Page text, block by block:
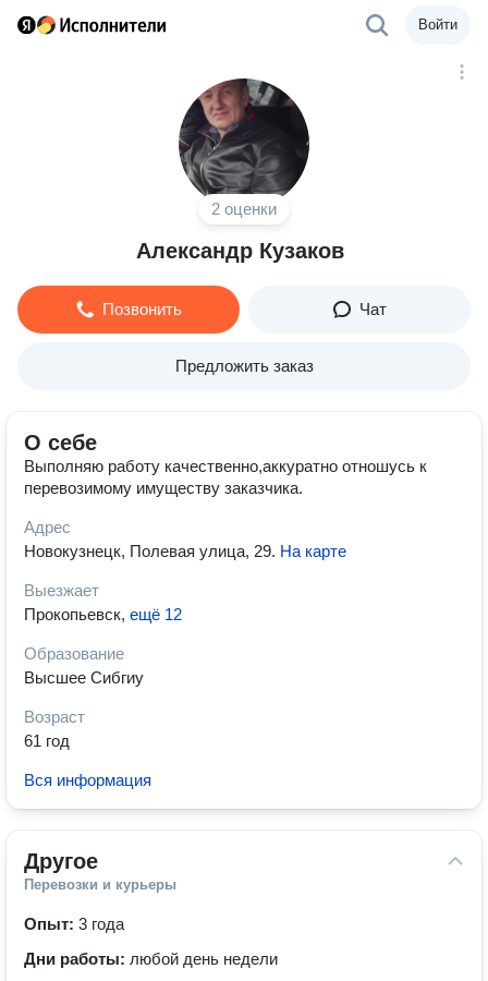
Войти
2 оценки
Александр Кузаков
Позвонить Чат
Предложить заказ
О себе
Выполняю работу качественно,аккуратно отношусь к
перевозимому имуществу заказчика.
Адрес
Новокузнецк, Полевая улица, 29. На карте
Выезжает
Прокопьевск, ещё 12
Образование
Высшее Сибгиу
Возраст
61 год
Вся информация
Другое
Перевозки и курьеры
Опыт: 3 года
Дни работы: любой день недели